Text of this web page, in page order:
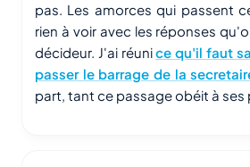
pas. Les amorces qui passent
rien à voir avec les réponses
décideur. J'ai réunice qu'il faut
passer le barrage de la
part, tant ce passage obéit à ses